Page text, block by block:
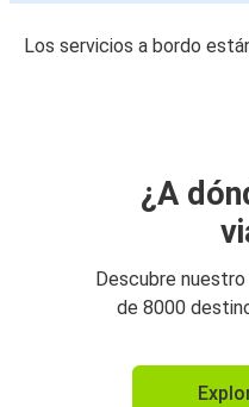
Los servicios a bordo
¿A
Descubre
de 8000